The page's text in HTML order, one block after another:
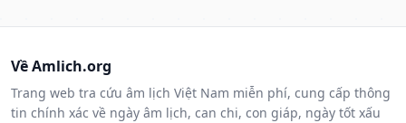
Về Amlich.org
Trang web tra cứu âm lịch Việt Nam miễn phí, cung cấp thông
tin chính xác về ngày âm lịch, can chi, con giáp, ngày tốt xấu